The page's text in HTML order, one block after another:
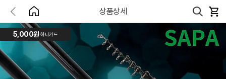
상품상세
5,000원 하나카드